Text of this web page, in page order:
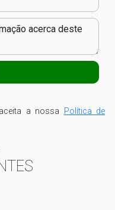
a nossa Política de